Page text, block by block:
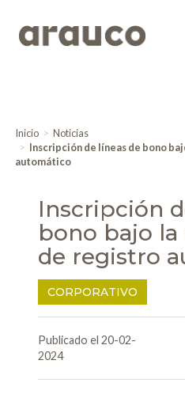
Inicio
Noticias
Inscripción de líneas de bono
automático
Inscripción
bono bajo
de registro
CORPORATIVO
Publicado el 20-02-
2024